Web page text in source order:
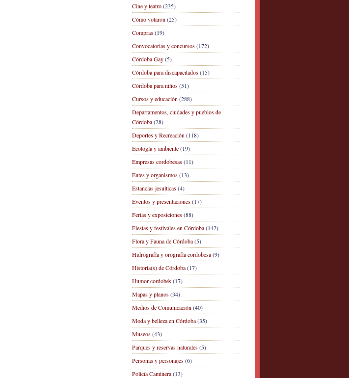
Cine y teatro(235)
Cómo votaron (25)
Compras(19)
Convocatorias y concursos(172)
Córdoba Gay(5)
Córdoba para discapacitados(15)
Córdoba para niños(51)
Cursos y educación (288)
Departamentos, ciudades y pueblos de
Córdoba(28)
Deportes y Recreación (118)
Ecología y ambiente(19)
Empresas cordobesas(11)
Entes y organismos(13)
Estancias jesuíticas(4)
Eventos y presentaciones(17)
Ferias y exposiciones(88)
Fiestas y festivales en Córdoba(142)
Flora y Fauna de Córdoba(5)
Hidrografía y orografía cordobesa(9)
Historia(s) de Córdoba(17)
Humor cordobés(17)
Mapas y planos(34)
Medios de Comunicación (40)
Moda y belleza en Córdoba(35)
Museos(43)
Parques y reservas naturales(5)
Personas y personajes(6)
Policía Caminera(13)